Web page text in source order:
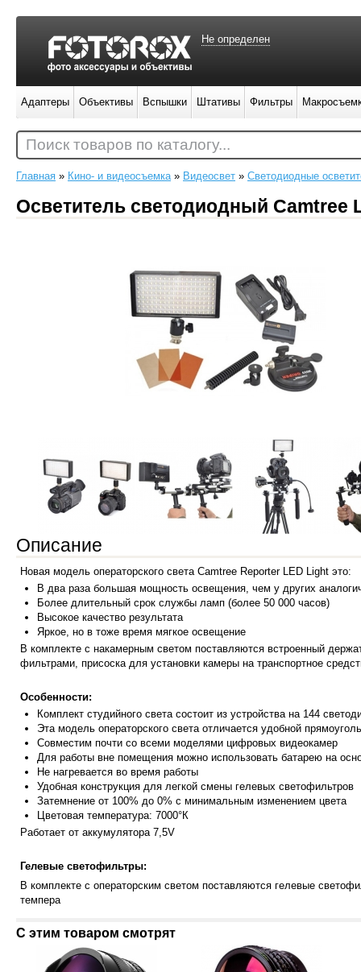
Главная » Кино- и видеосъемка» Видеосвет » Светодиодные
Осветитель светодиодный Camtree
Описание
Новая модель операторского света Camtree Reporter LED Light это:
В два раза большая мощность освещения, чем у других
Более длительный срок службы ламп (более 50 000 часов)
Высокое качество результата
Яркое, но в тоже время мягкое освещение
В комплекте с накамерным светом поставляются встроенный
фильтрами, присоска для установки камеры на транспортное
Особенности:
Комплект студийного света состоит из устройства на 144
Эта модель операторского света отличается удобной
Совместим почти со всеми моделями цифровых видеокамер
Для работы вне помещения можно использовать батарею на
Не нагревается во время работы
Удобная конструкция для легкой смены гелевых светофильтров
Затемнение от 100% до 0% с минимальным изменением цвета
Цветовая температура: 7000°К
Работает от аккумулятора 7,5V
Гелевые светофильтры:
В комплекте с операторским светом поставляются гелевые
темпера
С этим товаром смотрят
Не определен
Адаптеры Объективы Вспышки Штативы Фильтры
Поиск товаров по каталогу...